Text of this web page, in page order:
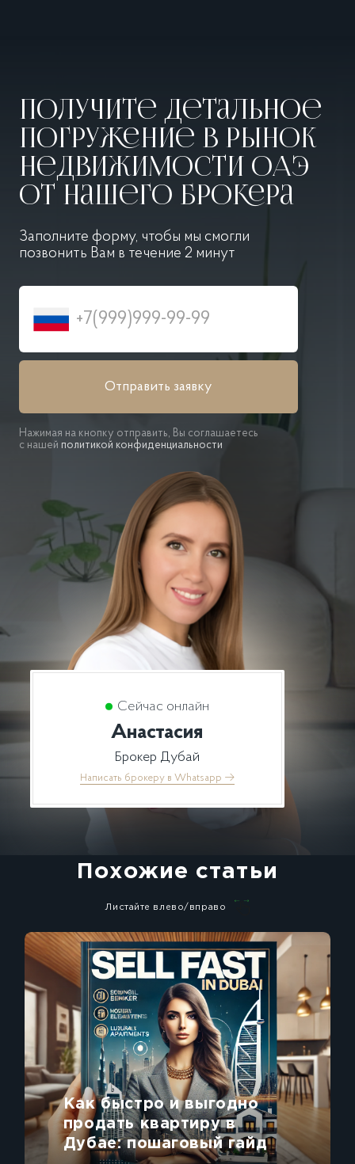
Сейчас онлайн
Анастасия
Брокер Дубай
Написать брокеру в Whatsapp →
Получите детальное
погружение в рынок
недвижимости ОАЭ
от нашего брокера
Заполните форму, чтобы мы смогли
позвонить Вам в течение 2 минут
Отправить заявку
Нажимая на кнопку отправить, Вы соглашаетесь
с нашей политикой конфиденциальности
Похожие статьи
Листайте влево/вправо
Как быстро и выгодно
продать квартиру в
Дубае: пошаговый гайд